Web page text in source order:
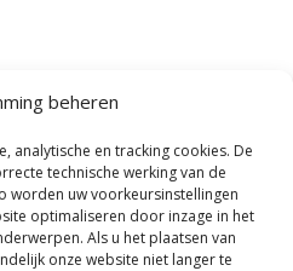
beheren
analytische en tracking cookies. De
technische werking van de
worden uw voorkeursinstellingen
optimaliseren door inzage in het
Als u het plaatsen van
onze website niet langer te